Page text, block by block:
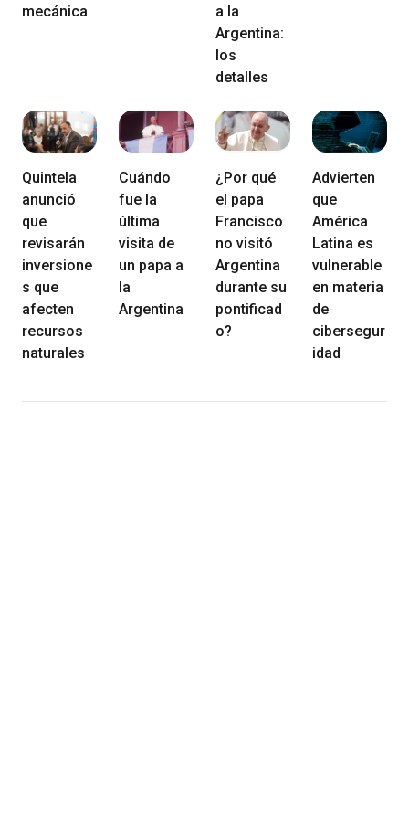
mecánica
a la
Argentina:
los
detalles
Quintela
anunció
que
revisarán
inversione
s que
afecten
recursos
naturales
Cuándo
fue la
última
visita de
un papa a
la
Argentina
¿Por qué
el papa
Francisco
no visitó
Argentina
durante su
pontificad
o?
Advierten
que
América
Latina es
vulnerable
en materia
de
cibersegur
idad